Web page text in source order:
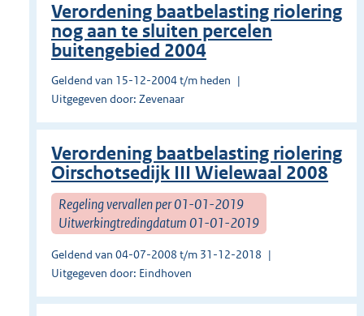
Verordening baatbelasting riolering
nog aan te sluiten percelen
buitengebied 2004
Geldend van 15-12-2004 t/m heden
Uitgegeven door: Zevenaar
Verordening baatbelasting riolering
Oirschotsedijk III Wielewaal 2008
Regeling vervallen per 01-01-2019
Uitwerkingtredingdatum 01-01-2019
Geldend van 04-07-2008 t/m 31-12-2018
Uitgegeven door: Eindhoven